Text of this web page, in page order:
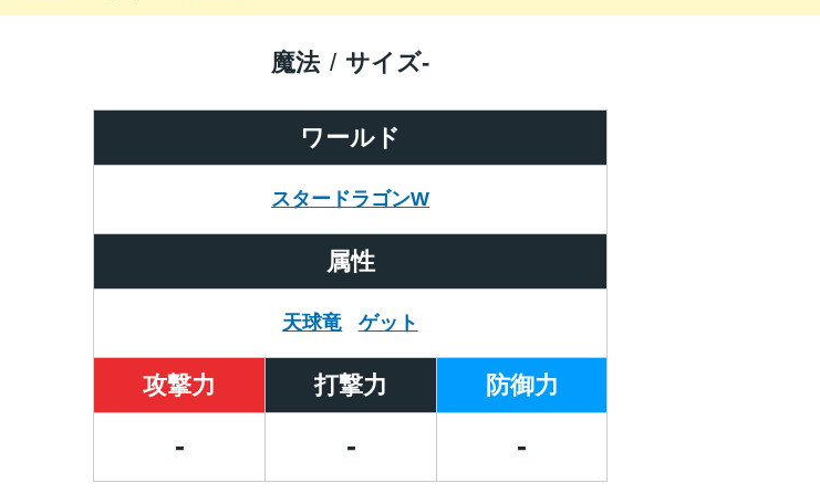
ワールド
スタードラゴンW
魔法 サイズ-
属性
天球竜 ゲット
攻撃力 打撃力 防御力
- - -